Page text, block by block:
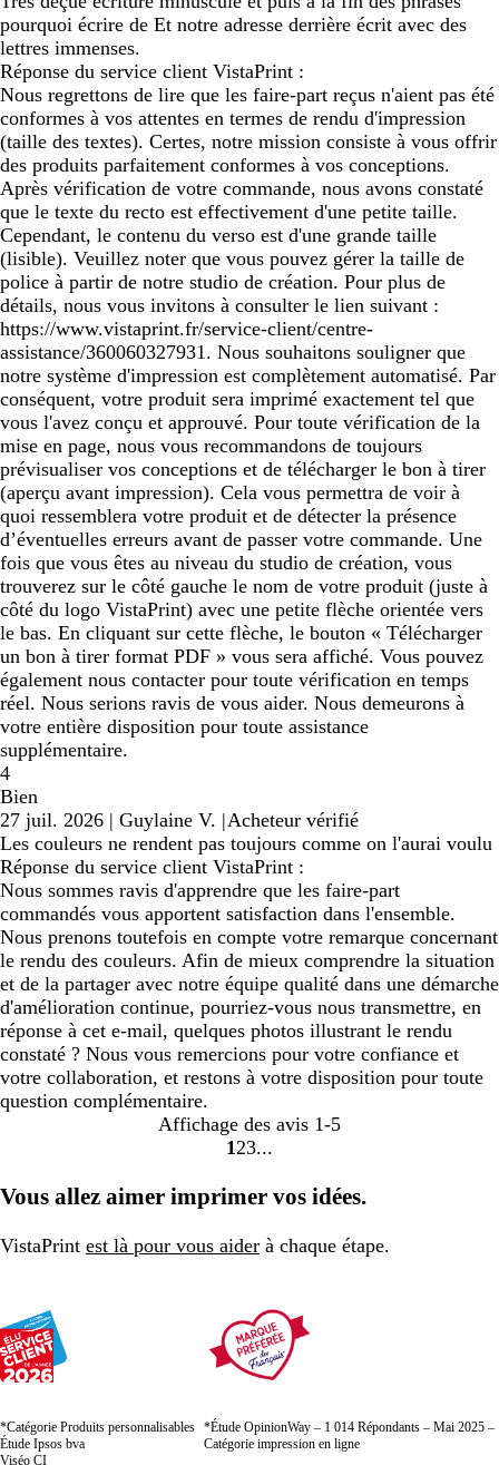
pourquoi écrire de Et notre adresse derrière écrit avec des
lettres immenses.
Réponse du service client VistaPrint :
Nous regrettons de lire que les faire-part reçus n'aient pas été
conformes à vos attentes en termes de rendu d'impression
(taille des textes). Certes, notre mission consiste à vous offrir
des produits parfaitement conformes à vos conceptions.
Après vérification de votre commande, nous avons constaté
que le texte du recto est effectivement d'une petite taille.
Cependant, le contenu du verso est d'une grande taille
(lisible). Veuillez noter que vous pouvez gérer la taille de
police à partir de notre studio de création. Pour plus de
détails, nous vous invitons à consulter le lien suivant :
https://www.vistaprint.fr/service-client/centre-
assistance/360060327931. Nous souhaitons souligner que
notre système d'impression est complètement automatisé. Par
conséquent, votre produit sera imprimé exactement tel que
vous l'avez conçu et approuvé. Pour toute vérification de la
mise en page, nous vous recommandons de toujours
prévisualiser vos conceptions et de télécharger le bon à tirer
(aperçu avant impression). Cela vous permettra de voir à
quoi ressemblera votre produit et de détecter la présence
d’éventuelles erreurs avant de passer votre commande. Une
fois que vous êtes au niveau du studio de création, vous
trouverez sur le côté gauche le nom de votre produit (juste à
côté du logo VistaPrint) avec une petite flèche orientée vers
le bas. En cliquant sur cette flèche, le bouton « Télécharger
un bon à tirer format PDF » vous sera affiché. Vous pouvez
également nous contacter pour toute vérification en temps
réel. Nous serions ravis de vous aider. Nous demeurons à
votre entière disposition pour toute assistance
supplémentaire.
4
Bien
27 juil. 2026 | Guylaine V. |Acheteur vérifié
Les couleurs ne rendent pas toujours comme on l'aurai voulu
Réponse du service client VistaPrint :
Nous sommes ravis d'apprendre que les faire-part
commandés vous apportent satisfaction dans l'ensemble.
Nous prenons toutefois en compte votre remarque concernant
le rendu des couleurs. Afin de mieux comprendre la situation
et de la partager avec notre équipe qualité dans une démarche
d'amélioration continue, pourriez-vous nous transmettre, en
réponse à cet e-mail, quelques photos illustrant le rendu
constaté ? Nous vous remercions pour votre confiance et
votre collaboration, et restons à votre disposition pour toute
question complémentaire.
Affichage des avis 1-5
Accéder
la
1 Accéder
la
2 Accéder
la
3
Vous allez aimer imprimer vos idées.
VistaPrint est là pour vous aider à chaque étape.
*Catégorie Produits personnalisables
Étude Ipsos bva
Viséo CI
*Étude OpinionWay – 1 014 Répondants – Mai 2025 –
Catégorie impression en ligne